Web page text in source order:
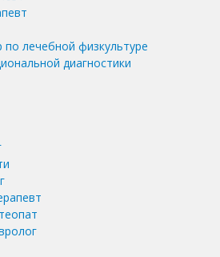
по лечебной физкультуре
диагностики